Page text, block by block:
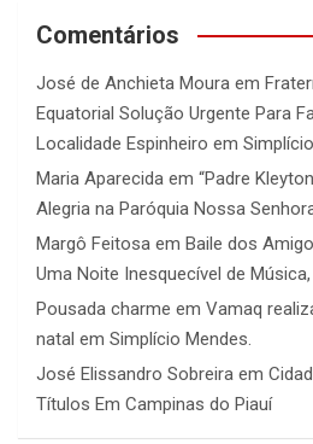
Comentários
José de Anchieta Moura em
Equatorial Solução Urgente Para
Localidade Espinheiro em
Maria Aparecida em “Padre
Alegria na Paróquia Nossa
Margô Feitosa em Baile dos
Uma Noite Inesquecível de
Pousada charme em Vamaq
natal em Simplício Mendes.
José Elissandro Sobreira em
Títulos Em Campinas do Piauí